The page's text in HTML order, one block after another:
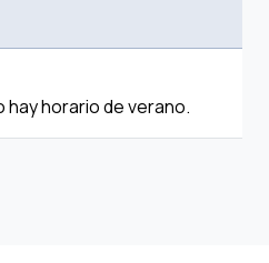
hay horario de verano.